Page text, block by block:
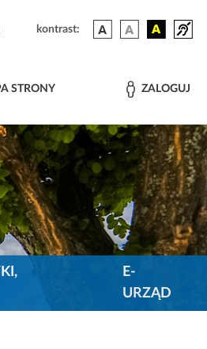
kontrast:
STRONY ZALOGUJ
E-
URZĄD